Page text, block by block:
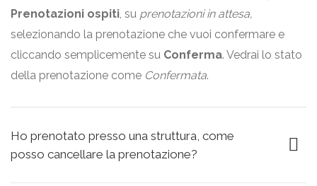
Prenotazioni ospiti, su prenotazioni in attesa,
selezionando la prenotazione che vuoi confermare e
cliccando semplicemente su Conferma. Vedrai lo stato
della prenotazione come Confermata.
Ho prenotato presso una struttura, come
posso cancellare la prenotazione?